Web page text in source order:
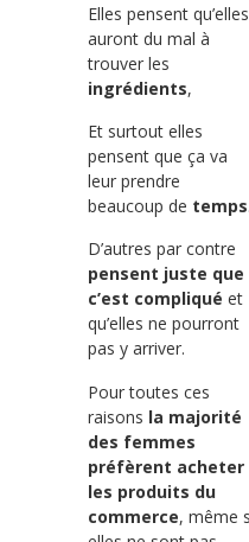
Elles pensent qu’elles
auront du mal à
trouver les
ingrédients,
Et surtout elles
pensent que ça va
leur prendre
beaucoup de temps
D’autres par contre
pensent juste que
c’est compliqué et
qu’elles ne pourront
pas y arriver.
Pour toutes ces
raisons la majorité
des femmes
préfèrent acheter
les produits du
commerce, même